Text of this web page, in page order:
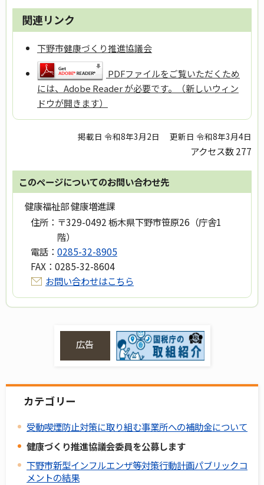
関連リンク
下野市健康づくり推進協議会
PDFファイルをご覧いただくため
には、Adobe Reader が必要です。（新しいウィン
ドウが開きます）
掲載日 令和8年3月2日 更新日 令和8年3月4日
アクセス数277
このページについてのお問い合わせ先
健康福祉部 健康増進課
住所： 〒329-0492 栃木県下野市笹原26（庁舎1
階）
電話： 0285-32-8905
FAX： 0285-32-8604
お問い合わせはこちら
広告
カテゴリー
受動喫煙防止対策に取り組む事業所への補助金について
健康づくり推進協議会委員を公募します
下野市新型インフルエンザ等対策行動計画パブリックコ
メントの結果